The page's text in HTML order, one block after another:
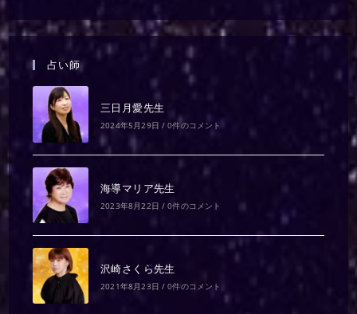
占い師
三日月愛先生
2024年5月29日 / 0件のコメント
海導マリア先生
2023年8月22日 / 0件のコメント
沢崎さくら先生
2021年8月23日 / 0件のコメント